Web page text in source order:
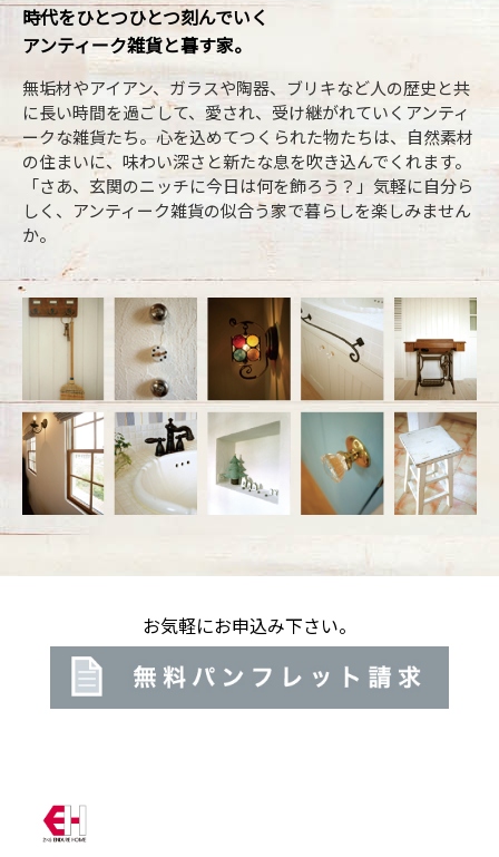
時代をひとつひとつ刻んでいく
アンティーク雑貨と暮す家。
無垢材やアイアン、ガラスや陶器、ブリキなど人の歴史と共
に長い時間を過ごして、愛され、受け継がれていくアンティ
ークな雑貨たち。心を込めてつくられた物たちは、自然素材
の住まいに、味わい深さと新たな息を吹き込んでくれます。
「さあ、玄関のニッチに今日は何を飾ろう？」気軽に自分ら
しく、アンティーク雑貨の似合う家で暮らしを楽しみません
か。
お気軽にお申込み下さい。